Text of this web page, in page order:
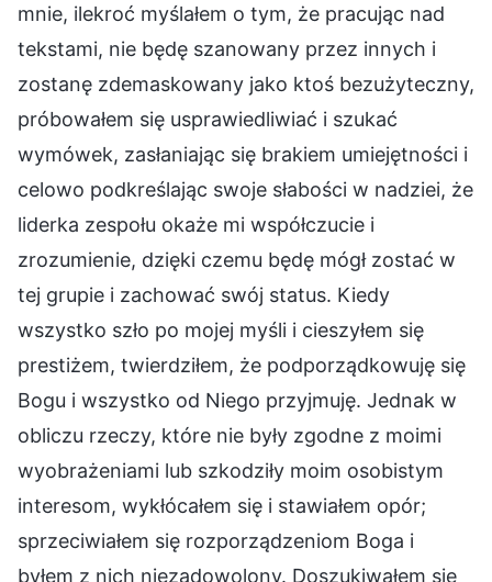
mnie, ilekroć myślałem o tym, że pracując nad
tekstami, nie będę szanowany przez innych i
zostanę zdemaskowany jako ktoś bezużyteczny,
próbowałem się usprawiedliwiać i szukać
wymówek, zasłaniając się brakiem umiejętności i
celowo podkreślając swoje słabości w nadziei, że
liderka zespołu okaże mi współczucie i
zrozumienie, dzięki czemu będę mógł zostać w
tej grupie i zachować swój status. Kiedy
wszystko szło po mojej myśli i cieszyłem się
prestiżem, twierdziłem, że podporządkowuję się
Bogu i wszystko od Niego przyjmuję. Jednak w
obliczu rzeczy, które nie były zgodne z moimi
wyobrażeniami lub szkodziły moim osobistym
interesom, wykłócałem się i stawiałem opór;
sprzeciwiałem się rozporządzeniom Boga i
byłem z nich niezadowolony. Doszukiwałem się